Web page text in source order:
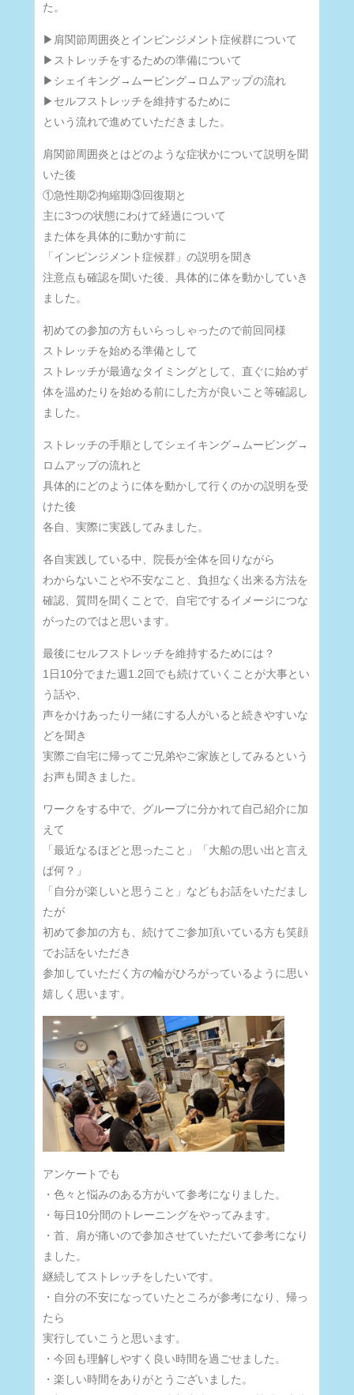
た。
▶肩関節周囲炎とインピンジメント症候群について
▶ストレッチをするための準備について
▶シェイキング→ムービング→ロムアップの流れ
▶セルフストレッチを維持するために
という流れで進めていただきました。
肩関節周囲炎とはどのような症状かについて説明を聞
いた後
①急性期②拘縮期③回復期と
主に3つの状態にわけて経過について
また体を具体的に動かす前に
「インピンジメント症候群」の説明を聞き
注意点も確認を聞いた後、具体的に体を動かしていき
ました。
初めての参加の方もいらっしゃったので前回同様
ストレッチを始める準備として
ストレッチが最適なタイミングとして、直ぐに始めず
体を温めたりを始める前にした方が良いこと等確認し
ました。
ストレッチの手順としてシェイキング→ムービング→
ロムアップの流れと
具体的にどのように体を動かして行くのかの説明を受
けた後
各自、実際に実践してみました。
各自実践している中、院長が全体を回りながら
わからないことや不安なこと、負担なく出来る方法を
確認、質問を聞くことで、自宅でするイメージにつな
がったのではと思います。
最後にセルフストレッチを維持するためには？
1日10分でまた週1.2回でも続けていくことが大事とい
う話や、
声をかけあったり一緒にする人がいると続きやすいな
どを聞き
実際ご自宅に帰ってご兄弟やご家族としてみるという
お声も聞きました。
ワークをする中で、グループに分かれて自己紹介に加
えて
「最近なるほどと思ったこと」「大船の思い出と言え
ば何？」
「自分が楽しいと思うこと」などもお話をいただまし
たが
初めて参加の方も、続けてご参加頂いている方も笑顔
でお話をいただき
参加していただく方の輪がひろがっているように思い
嬉しく思います。
アンケートでも
・色々と悩みのある方がいて参考になりました。
・毎日10分間のトレーニングをやってみます。
・首、肩が痛いので参加させていただいて参考になり
ました。
継続してストレッチをしたいです。
・自分の不安になっていたところが参考になり、帰っ
たら
実行していこうと思います。
・今回も理解しやすく良い時間を過ごせました。
・楽しい時間をありがとうございました。